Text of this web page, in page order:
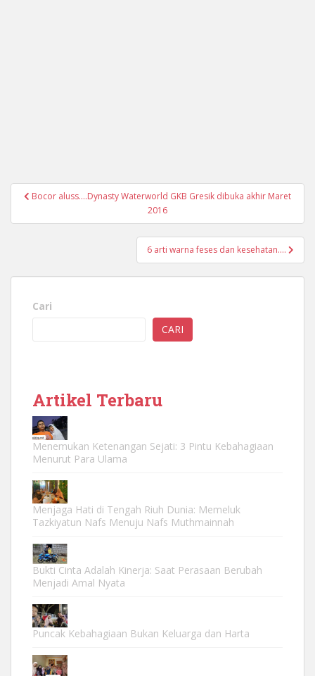
Navigasi
Bocor aluss….Dynasty Waterworld GKB Gresik dibuka akhir Maret
2016
6 arti warna feses dan kesehatan….
Cari
CARI
Artikel Terbaru
Menemukan Ketenangan Sejati: 3 Pintu Kebahagiaan
Menurut Para Ulama
Menjaga Hati di Tengah Riuh Dunia: Memeluk
Tazkiyatun Nafs Menuju Nafs Muthmainnah
Bukti Cinta Adalah Kinerja: Saat Perasaan Berubah
Menjadi Amal Nyata
Puncak Kebahagiaan Bukan Keluarga dan Harta